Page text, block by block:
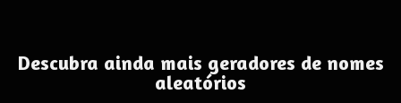
Descubra ainda mais geradores de nomes
aleatórios